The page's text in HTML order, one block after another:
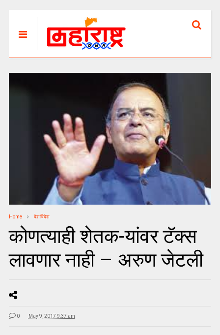
Home देश विदेश
कोणत्याही शेतक-यांवर टॅक्स
लावणार नाही – अरुण जेटली
0 May 9, 2017 9:37 am